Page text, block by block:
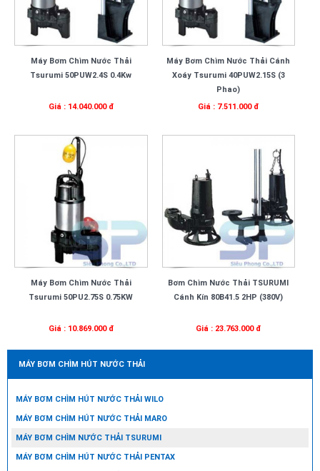
Máy Bơm Chìm Nước Thải
Tsurumi 50PUW2.4S 0.4Kw
Giá : 14.040.000 đ
Máy Bơm Chìm Nước Thải Cánh
Xoáy Tsurumi 40PUW2.15S (3
Phao)
Giá : 7.511.000 đ
Máy Bơm Chìm Nước Thải
Tsurumi 50PU2.75S 0.75KW
Giá : 10.869.000 đ
Bơm Chìm Nước Thải TSURUMI
Cánh Kín 80B41.5 2HP (380V)
Giá : 23.763.000 đ
MÁY BƠM CHÌM HÚT NƯỚC THẢI
MÁY BƠM CHÌM HÚT NƯỚC THẢI WILO
MÁY BƠM CHÌM HÚT NƯỚC THẢI MARO
MÁY BƠM CHÌM NƯỚC THẢI TSURUMI
MÁY BƠM CHÌM HÚT NƯỚC THẢI PENTAX